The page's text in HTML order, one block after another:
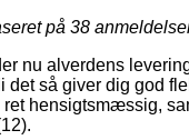
på 38
nu alverdens
det så giver dig god
hensigtsmæssig,